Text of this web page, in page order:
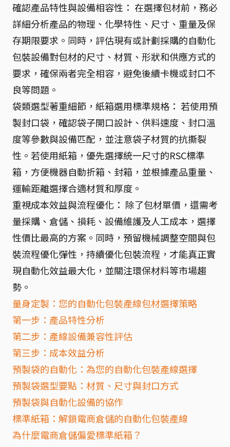
確認產品特性與設備相容性： 在選擇包材前，務必
詳細分析產品的物理、化學特性、尺寸、重量及保
存期限要求。同時，評估現有或計劃採購的自動化
包裝設備對包材的尺寸、材質、形狀和供應方式的
要求，確保兩者完全相容，避免後續卡機或封口不
良等問題。
袋類選型著重細節，紙箱選用標準規格： 若使用預
製封口袋，確認袋子開口設計、供料速度、封口溫
度等參數與設備匹配，並注意袋子材質的抗撕裂
性。若使用紙箱，優先選擇統一尺寸的RSC標準
箱，方便機器自動折箱、封箱，並根據產品重量、
運輸距離選擇合適材質和厚度。
重視成本效益與流程優化： 除了包材單價，還需考
量採購、倉儲、損耗、設備維護及人工成本，選擇
性價比最高的方案。同時，預留機械調整空間與包
裝流程優化彈性，持續優化包裝流程，才能真正實
現自動化效益最大化，並關注環保材料等市場趨
勢。
量身定製：您的自動化包裝產線包材選擇策略
第一步：產品特性分析
第二步：產線設備兼容性評估
第三步：成本效益分析
預製袋的自動化：為您的自動化包裝產線選擇
預製袋選型要點：材質、尺寸與封口方式
預製袋與自動化設備的協作
標準紙箱：解鎖電商倉儲的自動化包裝產線
為什麼電商倉儲偏愛標準紙箱？